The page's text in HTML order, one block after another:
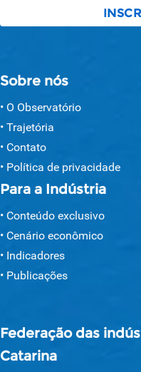
Sobre nós
O Observatório
Trajetória
Contato
Política de privacidade
Para a Indústria
Conteúdo exclusivo
Cenário econômico
Indicadores
Publicações
Federação das
Catarina